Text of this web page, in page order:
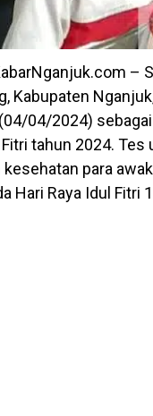
–
Kabupaten
04/2024)
tahun 2024.
para
Hari Raya Idul Fitri